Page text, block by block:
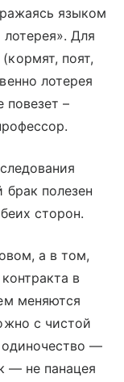
языком
Для
поят,
лотерея
повезет –
брак полезен
сторон.
а в том,
в
меняются
с чистой
одиночество —
— не панацея